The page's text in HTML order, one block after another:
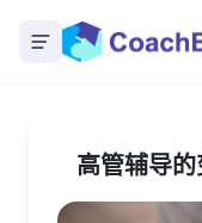
Open main menu
高管辅导的